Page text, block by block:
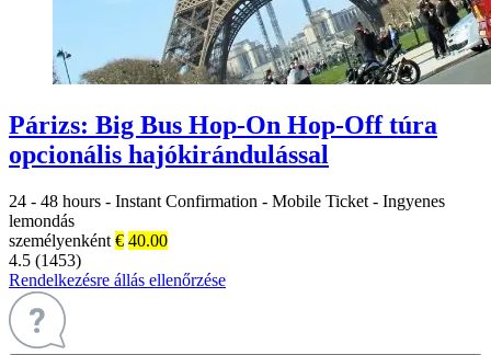
Párizs: Big Bus Hop-On Hop-Off túra
opcionális hajókirándulással
24 - 48 hours - Instant Confirmation - Mobile Ticket - Ingyenes
lemondás
személyenként € 40.00
4.5 (1453)
Rendelkezésre állás ellenőrzése